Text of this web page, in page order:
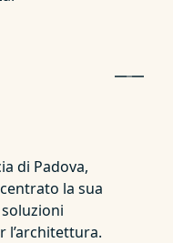
di Padova,
la sua
l’architettura.